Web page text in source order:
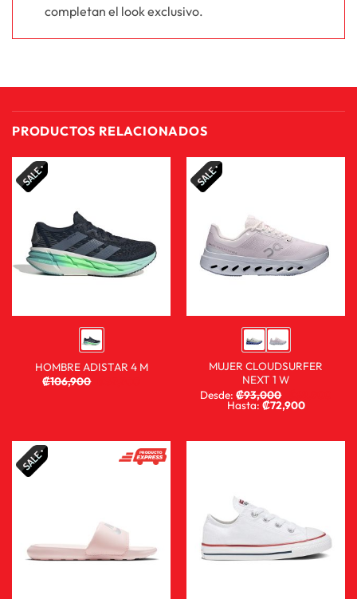
completan el look exclusivo.
PRODUCTOS RELACIONADOS
HOMBRE ADISTAR 4 M
₡106,900
MUJER CLOUDSURFER
NEXT 1 W
Desde:₡93,000
Hasta: ₡72,900